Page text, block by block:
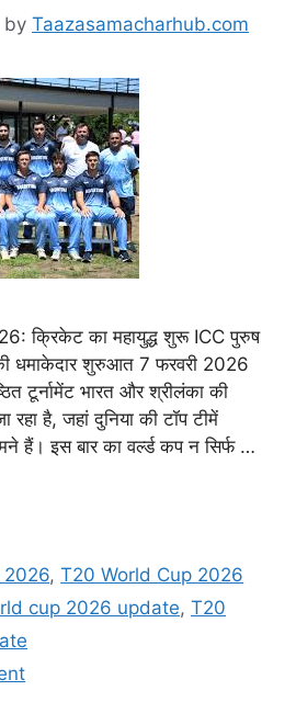
by Taazasamacharhub.com
क्रिकेट का महायुद्ध शुरू ICC पुरुष
धमाकेदार शुरुआत 7 फरवरी 2026
टूर्नामेंट भारत और श्रीलंका की
है, जहां दुनिया की टॉप टीमें
हैं। इस बार का वर्ल्ड कप न सिर्फ …
2026,T20 World Cup 2026
cup 2026 update, T20